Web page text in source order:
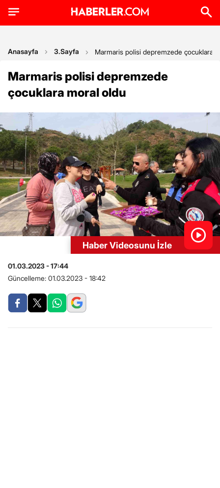
Anasayfa 3.Sayfa Marmaris polisi depremzede çocuklara
Marmaris polisi depremzede
çocuklara moral oldu
Haber Videosunu İzle
01.03.2023 - 17:44
Güncelleme: 01.03.2023 - 18:42